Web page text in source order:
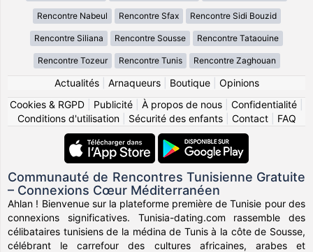
Rencontre Nabeul Rencontre Sfax Rencontre Sidi Bouzid
Rencontre Siliana Rencontre Sousse Rencontre Tataouine
Rencontre Tozeur Rencontre Tunis Rencontre Zaghouan
Actualités| Arnaqueurs| Boutique| Opinions
Cookies & RGPD
Publicité À propos de nous Confidentialité
Conditions d'utilisation| Sécurité des enfants| Contact| FAQ
Communauté de Rencontres Tunisienne Gratuite
– Connexions Cœur Méditerranéen
Ahlan ! Bienvenue sur la plateforme première de Tunisie pour des
connexions significatives. Tunisia-dating.com rassemble des
célibataires tunisiens de la médina de Tunis à la côte de Sousse,
célébrant le carrefour des cultures africaines, arabes et